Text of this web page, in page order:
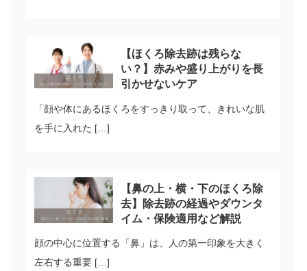
【ほくろ除去跡は残らな
い？】赤みや盛り上がりを長
引かせないケア
「顔や体にあるほくろをすっきり取って、きれいな肌
を手に入れた […]
【鼻の上・横・下のほくろ除
去】除去跡の経過やダウンタ
イム・保険適用など解説
顔の中心に位置する「鼻」は、人の第一印象を大きく
左右する重要 […]